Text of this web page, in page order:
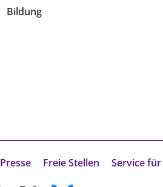
Bildung
Presse Freie Stellen Service